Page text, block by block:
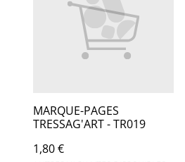
MARQUE-PAGES
TRESSAG'ART - TR019
1,80 €